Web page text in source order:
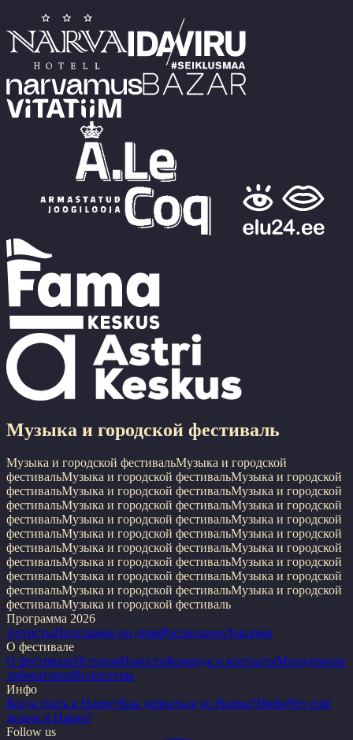
Музыка и городской фестиваль
Музыка и городской фестивальМузыка и городской
фестивальМузыка и городской фестивальМузыка и городской
фестивальМузыка и городской фестивальМузыка и городской
фестивальМузыка и городской фестивальМузыка и городской
фестивальМузыка и городской фестивальМузыка и городской
фестивальМузыка и городской фестивальМузыка и городской
фестивальМузыка и городской фестивальМузыка и городской
фестивальМузыка и городской фестивальМузыка и городской
фестивальМузыка и городской фестивальМузыка и городской
фестивальМузыка и городской фестивальМузыка и городской
фестивальМузыка и городской фестиваль
Программа 2026
АртистыПрограмма по днямРасписаниеЛокации
О фестивале
О фестивалеИсторияНовостиКоманда и контактыМолодежная
лабораторияВолонтеры
Инфо
Когда ехать в Нарву?Как добраться до Нарвы?ИнфоЧто ещё
делать в Нарве?
Follow us